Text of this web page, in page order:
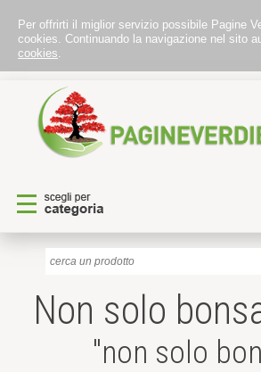
Per offrirti il miglior servizio possibile Pagine
cookies. Continuando la navigazione nel sito
cookies.
Non solo
"non solo